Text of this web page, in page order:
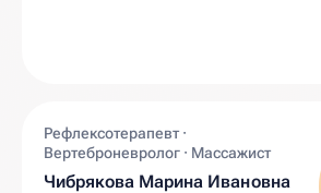
Рефлексотерапевт ·
Вертеброневролог · Массажист
Чибрякова Марина Ивановна